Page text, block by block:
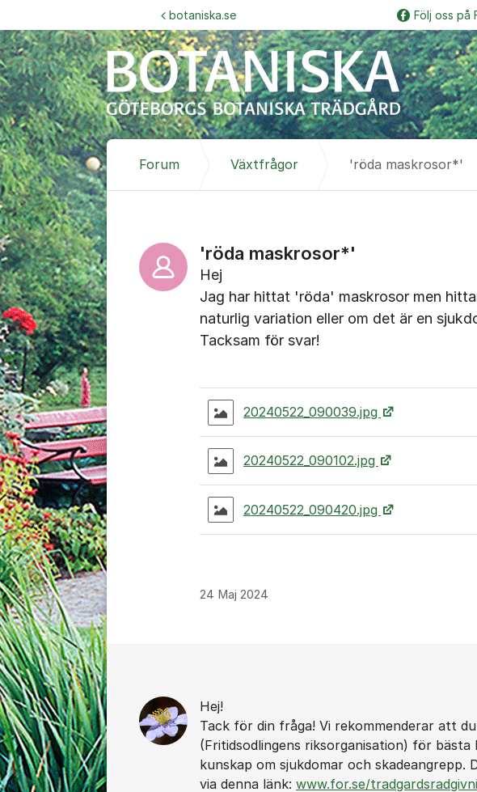
botaniska.se Följ oss på
Forum Växtfrågor 'röda maskrosor*'
'röda maskrosor*'
Hej
Jag har hittat 'röda' maskrosor men
naturlig variation eller om det är en
Tacksam för svar!
20240522_090039.jpg
20240522_090102.jpg
20240522_090420.jpg
24 Maj 2024
Hej!
Tack för din fråga! Vi rekommenderar att
(Fritidsodlingens riksorganisation) för bästa
kunskap om sjukdomar och skadeangrepp.
via denna länk: www.for.se/